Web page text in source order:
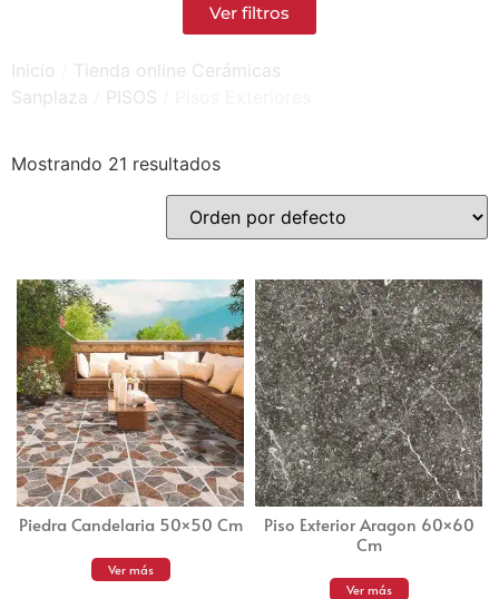
Ver filtros
Inicio
Tienda online Cerámicas
Sanplaza
PISOS
Mostrando 21 resultados
Piedra Candelaria 50×50 Cm
Ver más
Piso Exterior Aragon 60×60
Cm
Ver más